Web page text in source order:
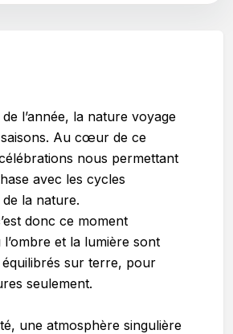
l’année, la nature voyage
Au cœur de ce
nous permettant
avec les cycles
la nature.
donc ce moment
et la lumière sont
sur terre, pour
seulement.
une atmosphère singulière